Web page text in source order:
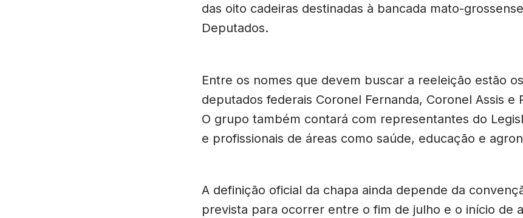
das oito cadeiras destinadas à bancada mato-
Deputados.
Entre os nomes que devem buscar a reeleição estão
deputados federais Coronel Fernanda, Coronel Assis e
O grupo também contará com representantes do
e profissionais de áreas como saúde, educação e
A definição oficial da chapa ainda depende da
prevista para ocorrer entre o fim de julho e o início de